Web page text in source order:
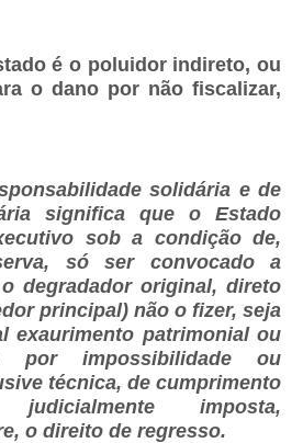
é o poluidor indireto, ou
o dano por não fiscalizar,
solidária e de
significa que o Estado
sob a condição de,
só ser convocado a
degradador original, direto
principal) não o fizer, seja
exaurimento patrimonial ou
por impossibilidade ou
técnica, de cumprimento
imposta,
o direito de regresso.